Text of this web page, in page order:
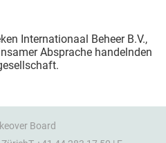
Internationaal Beheer B.V.,
Absprache handelnden
Board